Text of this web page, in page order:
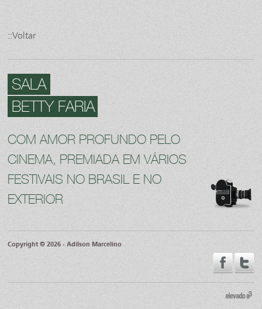
::Voltar
SALA
BETTY FARIA
COM AMOR PROFUNDO PELO
CINEMA, PREMIADA EM VÁRIOS
FESTIVAIS NO BRASIL E NO
EXTERIOR
Copyright © 2026 - Adilson Marcelino